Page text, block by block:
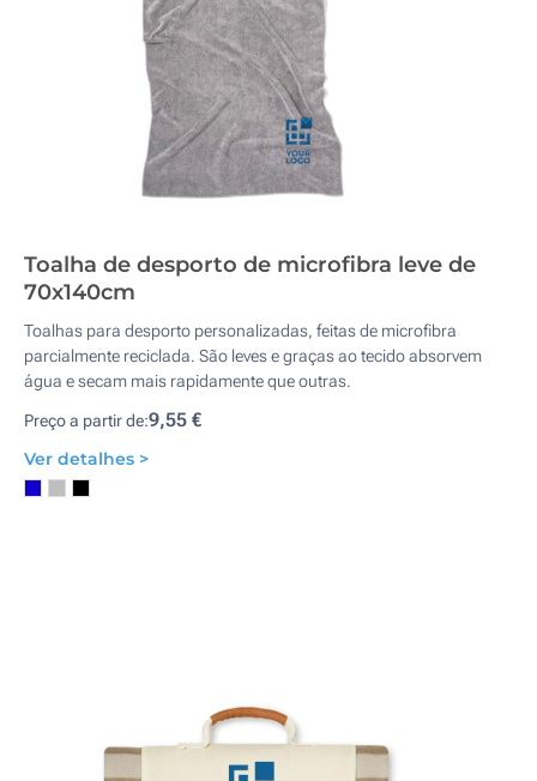
Toalha de desporto de microfibra leve de
70x140cm
Toalhas para desporto personalizadas, feitas de microfibra
parcialmente reciclada. São leves e graças ao tecido absorvem
água e secam mais rapidamente que outras.
Preço a partir de:9,55 €
Ver detalhes >